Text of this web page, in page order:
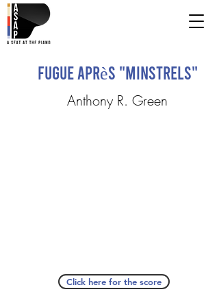
Fugue après "Minstrels"
Anthony R. Green
Click here for the score